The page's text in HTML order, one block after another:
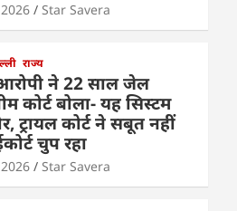
Star Savera
राज्य
ने 22 साल जेल
कोर्ट बोला- यह सिस्टम
ट्रायल कोर्ट ने सबूत नहीं
चुप रहा
Star Savera